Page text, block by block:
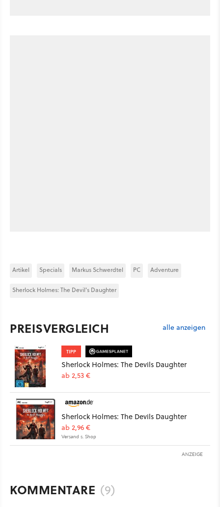
Artikel Specials Markus Schwerdtel PC Adventure
Sherlock Holmes: The Devil's Daughter
PREISVERGLEICH alle anzeigen
TIPP
Sherlock Holmes: The Devils Daughter
ab 2,53 €
Sherlock Holmes: The Devils Daughter
ab 2,96 €
Versand s. Shop
ANZEIGE
KOMMENTARE (9)